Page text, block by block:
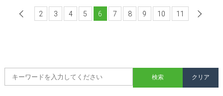
前へ
2 3 4 5 6 7 8 9 10 11